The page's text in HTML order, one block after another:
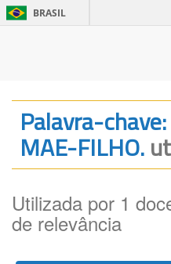
BRASIL
Palavra-chave:
MAE-FILHO.
Utilizada por 1
de relevância